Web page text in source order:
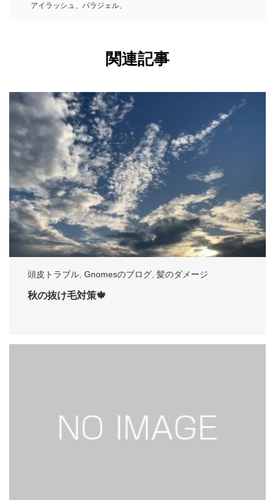
アイラッシュ、パラジェル、
関連記事
頭皮トラブル, Gnomesのブログ, 髪のダメージ
秋の抜け毛対策🍁